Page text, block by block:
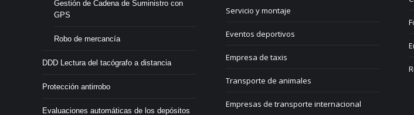
Gestión de Cadena de Suministro con
GPS
Robo de mercancía
DDD Lectura del tacógrafo a distancia
Protección antirrobo
Evaluaciones automáticas de los depósitos
Servicio y montaje
Eventos deportivos
Empresa de taxis
Transporte de animales
Empresas de transporte internacional